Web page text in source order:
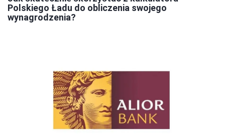
Polskiego Ładu do obliczenia swojego
wynagrodzenia?